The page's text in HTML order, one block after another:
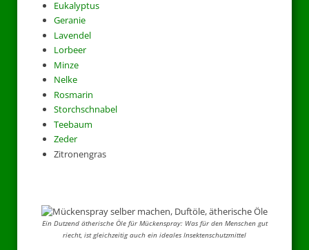
Eukalyptus
Geranie
Lavendel
Lorbeer
Minze
Nelke
Rosmarin
Storchschnabel
Teebaum
Zeder
Zitronengras
Ein Dutzend ätherische Öle für Mückenspray: Was für den Menschen gut
riecht, ist gleichzeitig auch ein ideales Insektenschutzmittel